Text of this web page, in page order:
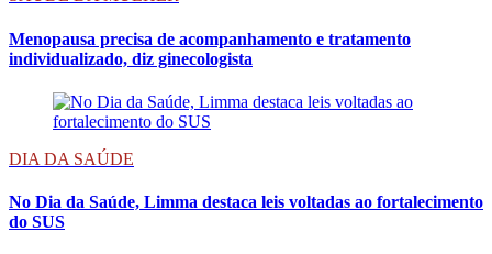
Menopausa precisa de acompanhamento e tratamento
individualizado, diz ginecologista
DIA DA SAÚDE
No Dia da Saúde, Limma destaca leis voltadas ao fortalecimento
do SUS